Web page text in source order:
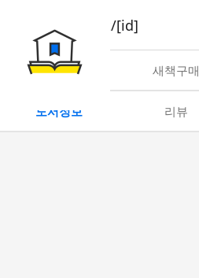
book/rent/[id]
대여 새책구매
도서정보 리뷰